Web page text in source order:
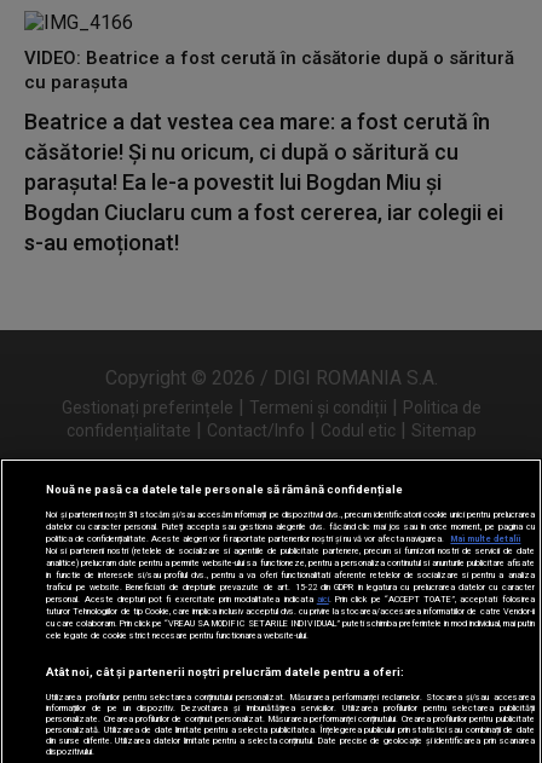
VIDEO: Beatrice a fost cerută în căsătorie după o săritură
cu parașuta
Beatrice a dat vestea cea mare: a fost cerută în
căsătorie! Și nu oricum, ci după o săritură cu
parașuta! Ea le-a povestit lui Bogdan Miu și
Bogdan Ciuclaru cum a fost cererea, iar colegii ei
s-au emoționat!
Copyright © 2026 / DIGI ROMANIA S.A.
Gestionați preferințele | Termeni și condiții | Politica de
confidențialitate | Contact/Info | Codul etic | Sitemap
Urmărește-ne și pe
Nouă ne pasă ca datele tale personale să rămână confidențiale
Noi și partenerii noștri31 stocăm și/sau accesăm informații pe dispozitivul dvs., precum identificatorii cookie unici pentru prelucrarea
datelor cu caracter personal. Puteți accepta sau gestiona alegerile dvs. făcând clic mai jos sau în orice moment, pe pagina cu
politica de confidențialitate. Aceste alegeri vor fi raportate partenerilor noștri și nu vă vor afecta navigarea.
Mai multe detalii
Noi si partenerii nostri (retelele de socializare si agentiile de publicitate partenere, precum si furnizorii nostri de servicii de date
analitice) prelucram date pentru a permite website-ului sa functioneze, pentru a personaliza continutul si anunturile publicitare afisate
in functie de interesele si/sau profilul dvs., pentru a va oferi functionalitati aferente retelelor de socializare si pentru a analiza
traficul pe website. Beneficiati de drepturile prevazute de art. 15-22 din GDPR in legatura cu prelucrarea datelor cu caracter
personal. Aceste drepturi pot fi exercitate prin modalitatea indicata aici. Prin click pe “ACCEPT TOATE”, acceptati folosirea
tuturor Tehnologiilor de tip Cookie, care implica inclusiv acceptul dvs. cu privire la stocarea/accesarea informatiilor de catre Vendor-ii
cu care colaboram. Prin click pe “VREAU SA MODIFIC SETARILE INDIVIDUAL” puteti schimba preferintele in mod individual, mai putin
cele legate de cookie strict necesare pentru functionarea website-ului.
Atât noi, cât și partenerii noștri prelucrăm datele pentru a oferi:
Utilizarea profilurilor pentru selectarea conținutului personalizat. Măsurarea performanței reclamelor. Stocarea și/sau accesarea
informațiilor de pe un dispozitiv. Dezvoltarea și îmbunătățirea serviciilor. Utilizarea profilurilor pentru selectarea publicității
personalizate. Crearea profilurilor de conținut personalizat. Măsurarea performanței conținutului. Crearea profilurilor pentru publicitate
personalizată. Utilizarea de date limitate pentru a selecta publicitatea. Înțelegerea publicului prin statistici sau combinații de date
din surse diferite. Utilizarea datelor limitate pentru a selecta conținutul. Date precise de geolocație și identificarea prin scanarea
dispozitivului.